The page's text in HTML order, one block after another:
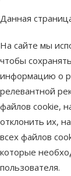
Данная
На сайте мы
чтобы
информацию о
релевантной
файлов cookie,
отклонить их,
всех файлов
которые
пользователя.
Бесплатная
60*45*30
Террариум -
специально